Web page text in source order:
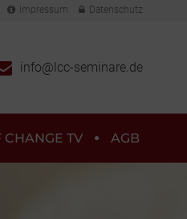
Impressum Datenschutz
info@lcc-seminare.de
CHANGE TV AGB